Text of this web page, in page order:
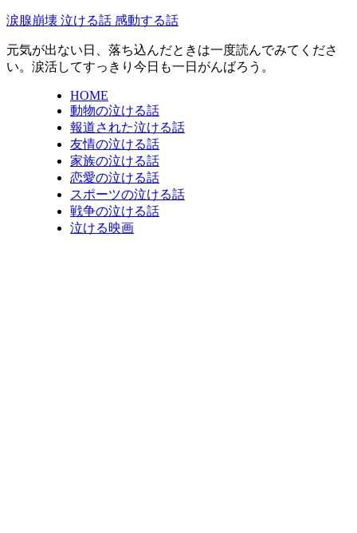
涙腺崩壊 泣ける話 感動する話
元気が出ない日、落ち込んだときは一度読んでみてくださ
い。涙活してすっきり今日も一日がんばろう。
HOME
動物の泣ける話
報道された泣ける話
友情の泣ける話
家族の泣ける話
恋愛の泣ける話
スポーツの泣ける話
戦争の泣ける話
泣ける映画